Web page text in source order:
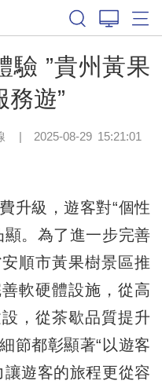
驗 ”貴州黃果
務遊”
| 2025-08-29 15:21:01
級，遊客對“個性
顯。為了進一步完善
順市黃果樹景區推
軟硬體設施，從高
，從茶歇品質提升
節都彰顯著“以遊客
遊客的旅程更從容